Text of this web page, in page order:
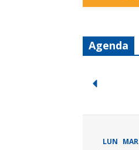
Agenda
LUN MAR